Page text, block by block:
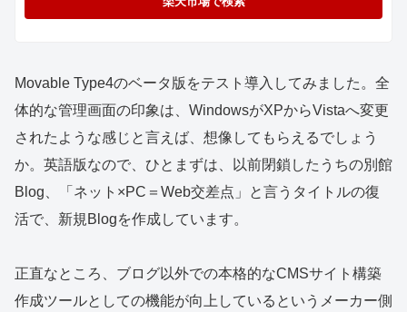
Movable Type4のベータ版をテスト導入してみました。全
体的な管理画面の印象は、WindowsがXPからVistaへ変更
されたような感じと言えば、想像してもらえるでしょう
か。英語版なので、ひとまずは、以前閉鎖したうちの別館
Blog、「ネット×PC＝Web交差点」と言うタイトルの復
活で、新規Blogを作成しています。
正直なところ、ブログ以外での本格的なCMSサイト構築
作成ツールとしての機能が向上しているというメーカー側